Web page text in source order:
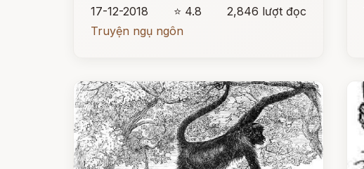
17-12-2018
⭐ 4.8
2,846 lượt đọc
Truyện ngụ ngôn